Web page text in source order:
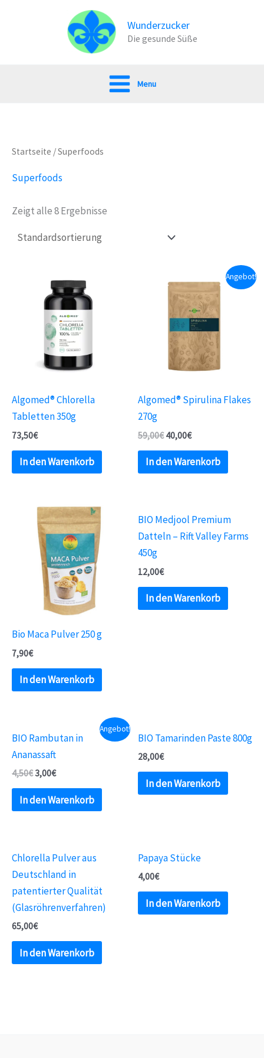
Wunderzucker
Die gesunde Süße
Menu
Startseite / Superfoods
Superfoods
Zeigt alle 8 Ergebnisse
Algomed® Chlorella
Tabletten 350g
73,50€
In den Warenkorb
Angebot!
Algomed® Spirulina Flakes
270g
59,00€ 40,00€
In den Warenkorb
Bio Maca Pulver 250 g
7,90€
In den Warenkorb
BIO Medjool Premium
Datteln – Rift Valley Farms
450g
12,00€
In den Warenkorb
Angebot!
BIO Rambutan in
Ananassaft
4,50€3,00€
In den Warenkorb
BIO Tamarinden Paste 800g
28,00€
In den Warenkorb
Chlorella Pulver aus
Deutschland in
patentierter Qualität
(Glasröhrenverfahren)
65,00€
In den Warenkorb
Papaya Stücke
4,00€
In den Warenkorb